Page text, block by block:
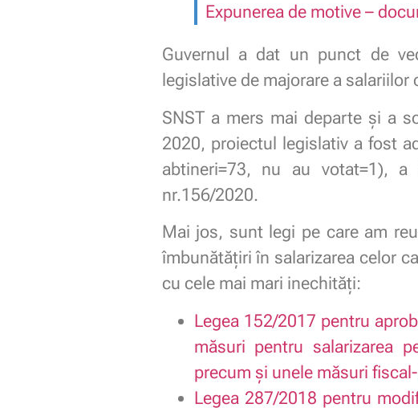
Expunerea de motive –
Guvernul a dat un punct de
legislative de majorare a
SNST a mers mai departe și a
2020, proiectul legislativ a fost
abtineri=73, nu au votat=1),
nr.156/2020.
Mai jos, sunt legi pe care am
îmbunătățiri în salarizarea celor
cu cele mai mari inechități:
Legea 152/2017 pentru
măsuri pentru salarizarea
precum şi unele măsuri
Legea 287/2018 pentru